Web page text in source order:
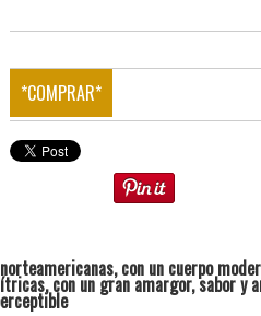
*COMPRAR*
con un cuerpo
con un gran amargor, sabor y